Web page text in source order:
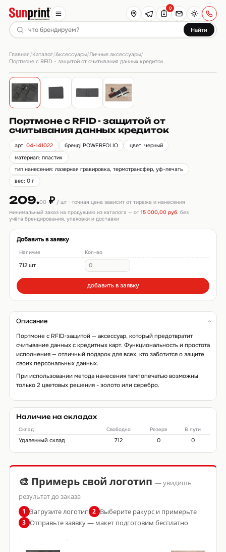
Найти
0
Главная/Каталог/Аксессуары/Личные аксессуары/
Портмоне с RFID - защитой от считывания данных кредиток
Портмоне с RFID - защитой от
считывания данных кредиток
арт.04-141022 бренд: POWERFOLIO
цвет: черный
материал: пластик
тип нанесения: лазерная гравировка, термотрансфер, уф-печать
вес: 0 г
209.00₽/ шт · точная цена зависит от тиража и нанесения
минимальный заказ на продукцию из каталога — от 15 000,00 руб. без
учёта брендирования, упаковки и доставки
Добавить в заявку
Наличие Кол-во
712 шт
добавить в заявку
Описание
Портмоне с RFID-защитой — аксессуар, который предотвратит
считывание данных с кредитных карт. Функциональность и простота
исполнения — отличный подарок для всех, кто заботится о защите
своих персональных данных.
При использовании метода нанесения тампопечатью возможны
только 2 цветовых решения - золото или серебро.
Наличие на складах
Склад Свободно Резерв В пути
Удаленный склад 712 0 0
🎨 Примерь свой логотип — увидишь
результат до заказа
1 Загрузите логотип 2 Выберите ракурс и примерьте
3 Отправьте заявку — макет подготовим бесплатно